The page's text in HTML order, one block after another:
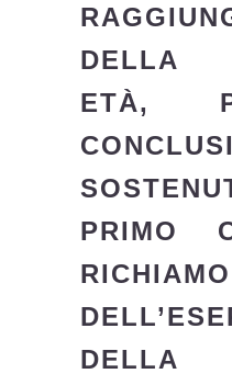
DELLA
ETÀ,
PRIMO
RICHIAMO
DELLA